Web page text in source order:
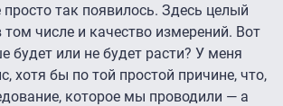
просто так появилось. Здесь целый
числе и качество измерений. Вот
будет или не будет расти? У меня
хотя бы по той простой причине, что,
которое мы проводили — а